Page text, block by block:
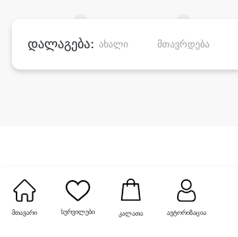
მთავარი სურვილები კალათა ავტორიზაცია
დალაგება: ახალი მთავრდება